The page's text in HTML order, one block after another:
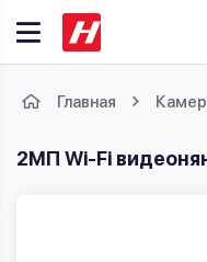
Главная
2МП Wi-Fi